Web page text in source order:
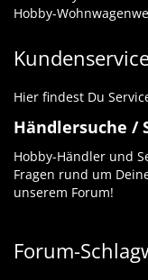
Hobby-
Hier findest Du
Händlersuche /
Hobby-Händler und
Fragen rund um
unserem Forum!
Forum-